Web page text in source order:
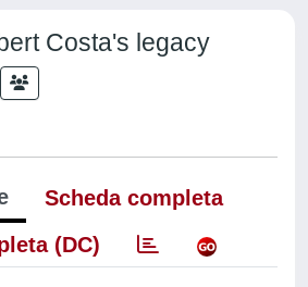
Costa's legacy
Scheda completa
(DC)